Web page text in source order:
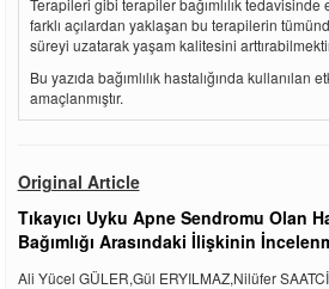
Terapileri gibi terapiler bağımlılık
farklı açılardan yaklaşan bu terapilerin
süreyi uzatarak yaşam kalitesini
Bu yazıda bağımlılık hastalığında
amaçlanmıştır.
Original Article
Tıkayıcı Uyku Apne Sendromu Olan
Bağımlığı Arasındaki İlişkinin
Ali Yücel GÜLER,Gül ERYILMAZ,Nilüfer